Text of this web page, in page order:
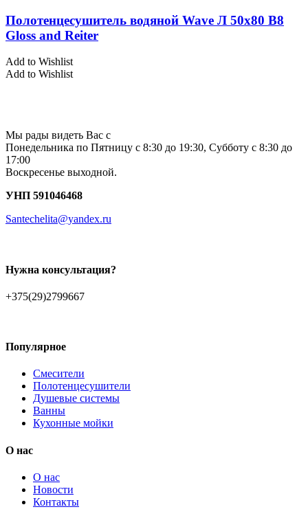
Полотенцесушитель водяной Wave Л 50х80 В8
Gloss and Reiter
Add to Wishlist
Add to Wishlist
Мы рады видеть Вас с
Понедельника по Пятницу с 8:30 до 19:30, Субботу с 8:30 до
17:00
Воскресенье выходной.
УНП 591046468
Santechelita@yandex.ru
Нужна консультация?
+375(29)2799667
Популярное
Смесители
Полотенцесушители
Душевые системы
Ванны
Кухонные мойки
О нас
О нас
Новости
Контакты